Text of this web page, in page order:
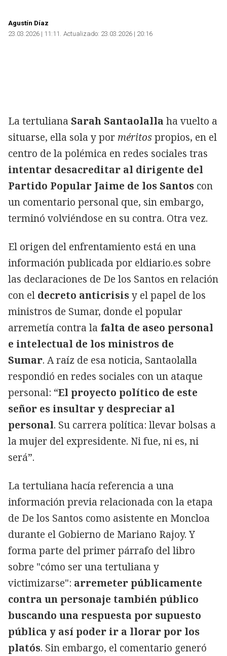
Agustín Díaz
23.03.2026 | 11:11 Actualizado: 23.03.2026 | 20:16
La tertuliana Sarah Santaolalla ha vuelto a
situarse, ella sola y por méritospropios, en el
centro de la polémica en redes sociales tras
intentar desacreditar al dirigente del
Partido Popular Jaime de los Santos con
un comentario personal que, sin embargo,
terminó volviéndose en su contra. Otra vez.
El origen del enfrentamiento está en una
información publicada por eldiario.es sobre
las declaraciones de De los Santos en relación
con el decreto anticrisisy el papel de los
ministros de Sumar, donde el popular
arremetía contra la falta de aseo personal
e intelectual de los ministros de
Sumar. A raíz de esa noticia, Santaolalla
respondió en redes sociales con un ataque
personal: “El proyecto político de este
señor es insultar y despreciar al
personal. Su carrera política: llevar bolsas a
la mujer del expresidente. Ni fue, ni es, ni
será”.
La tertuliana hacía referencia a una
información previa relacionada con la etapa
de De los Santos como asistente en Moncloa
durante el Gobierno de Mariano Rajoy. Y
forma parte del primer párrafo del libro
sobre "cómo ser una tertuliana y
victimizarse": arremeter públicamente
contra un personaje también público
buscando una respuesta por supuesto
pública y así poder ir a llorar por los
platós. Sin embargo, el comentario generó